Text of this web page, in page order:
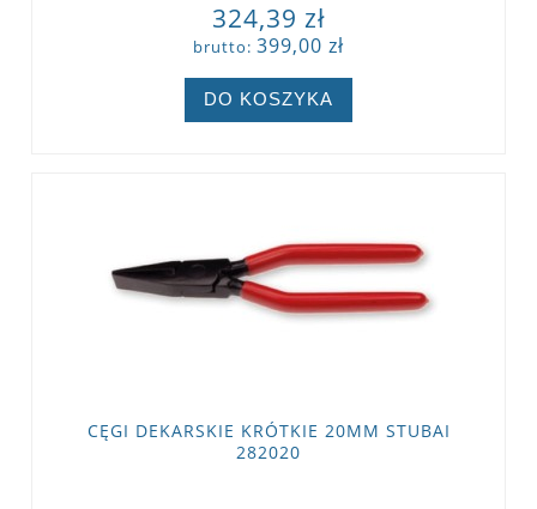
324,39 zł
brutto: 399,00 zł
DO KOSZYKA
CĘGI DEKARSKIE KRÓTKIE 20MM STUBAI
282020